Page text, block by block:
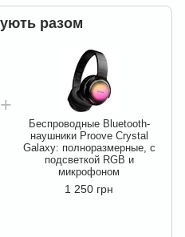
разом
Беспроводные Bluetooth-
наушники Proove Crystal
Galaxy: полноразмерные, с
подсветкой RGB и
микрофоном
1 250 грн